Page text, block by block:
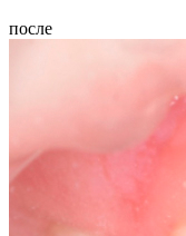
после